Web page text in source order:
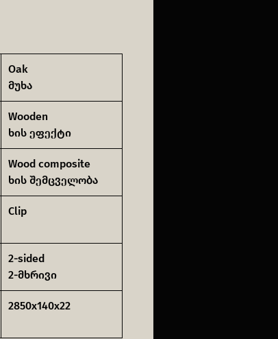
Oak
მუხა
Wooden
ხის ეფექტი
Wood composite
ხის შემცველობა
Clip
2-sided
2-მხრივი
2850x140x22